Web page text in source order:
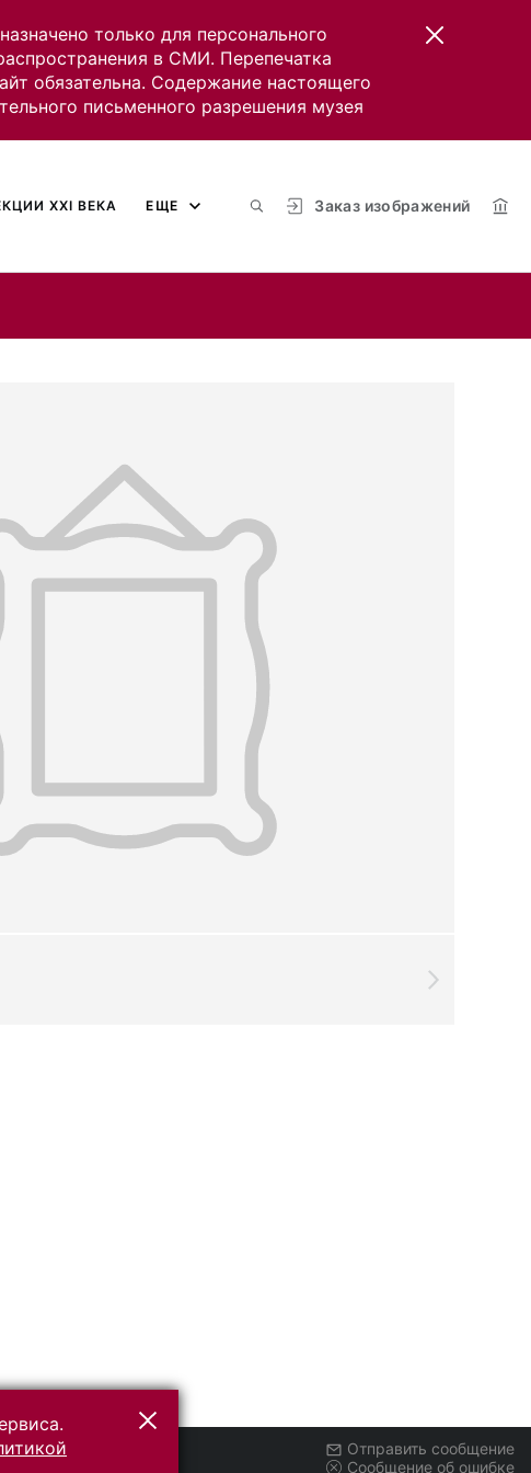
только для персонального
в СМИ. Перепечатка
обязательна. Содержание настоящего
письменного разрешения музея
Заказ изображений
XXI ВЕКА ЕЩЕ
Отправить сообщение
Сообщение об ошибке